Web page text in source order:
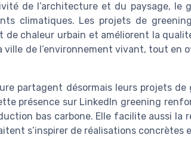
de l’architecture et du paysage,
climatiques. Les projets de
de chaleur urbain et améliorent la
ville de l’environnement vivant, tout en
partagent désormais leurs projets
présence sur LinkedIn greening
bas carbone. Elle facilite aussi la
s’inspirer de réalisations concrètes